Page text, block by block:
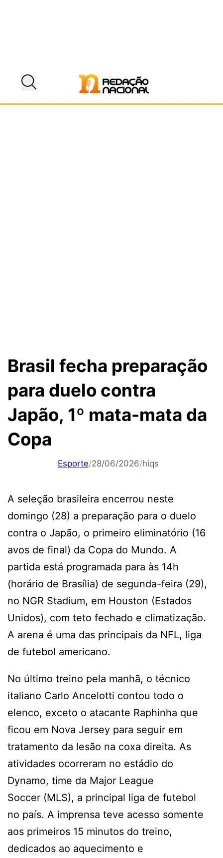
Brasil fecha preparação
para duelo contra
Japão, 1º mata-mata da
Copa
Esporte/28/06/2026/hiqs
A seleção brasileira encerrou neste
domingo (28) a preparação para o duelo
contra o Japão, o primeiro eliminatório (16
avos de final) da Copa do Mundo. A
partida está programada para às 14h
(horário de Brasília) de segunda-feira (29),
no NGR Stadium, em Houston (Estados
Unidos), com teto fechado e climatização.
A arena é uma das principais da NFL, liga
de futebol americano.
No último treino pela manhã, o técnico
italiano Carlo Ancelotti contou todo o
elenco, exceto o atacante Raphinha que
ficou em Nova Jersey para seguir em
tratamento da lesão na coxa direita. As
atividades ocorreram no estádio do
Dynamo, time da Major League
Soccer (MLS), a principal liga de futebol
no país. A imprensa teve acesso somente
aos primeiros 15 minutos do treino,
dedicados ao aquecimento e